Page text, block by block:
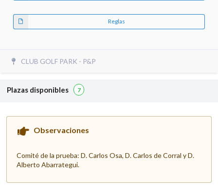
Reglas
CLUB GOLF PARK - P&P
Plazas disponibles 7
Observaciones
Comité de la prueba: D. Carlos Osa, D. Carlos de Corral y D.
Alberto Abarrategui.